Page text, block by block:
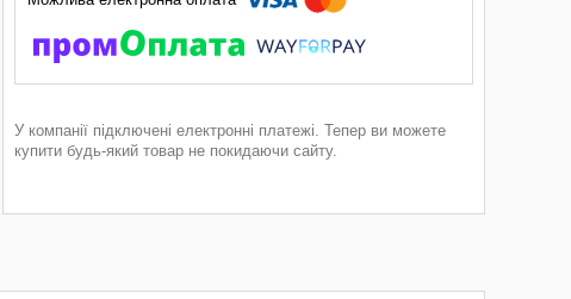
У компанії підключені електронні платежі. Тепер ви можете
купити будь-який товар не покидаючи сайту.